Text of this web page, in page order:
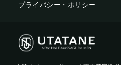
プライバシー・ポリシー